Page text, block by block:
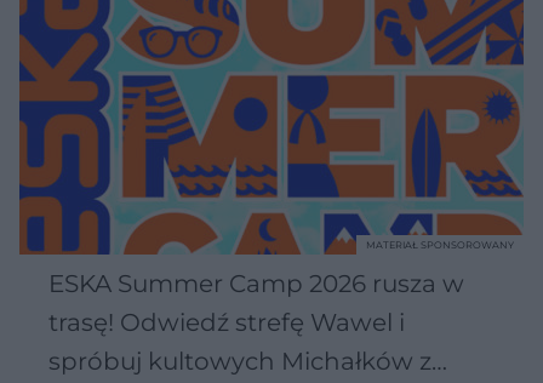
ESKA Summer Camp 2026 rusza w
trasę! Odwiedź strefę Wawel i
spróbuj kultowych Michałków z
MATERIAŁ SPONSOROWANY